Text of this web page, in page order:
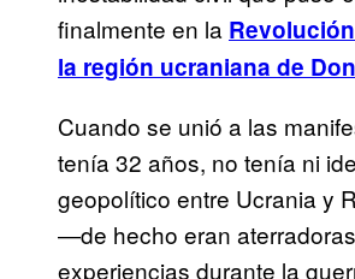
finalmente en la
la región ucraniana de
Cuando se unió a las
tenía 32 años, no tenía ni
geopolítico entre Ucrania y
―de hecho eran
experiencias durante la